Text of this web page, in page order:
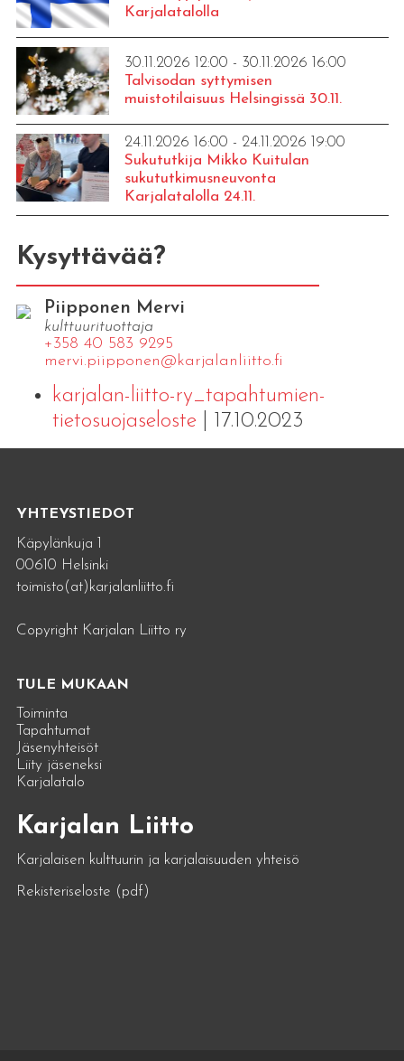
Karjalatalolla
30.11.2026 12:00 - 30.11.2026 16:00
Talvisodan syttymisen
muistotilaisuus Helsingissä 30.11.
24.11.2026 16:00 - 24.11.2026 19:00
Sukututkija Mikko Kuitulan
sukututkimusneuvonta
Karjalatalolla 24.11.
Kysyttävää?
Piipponen Mervi
kulttuurituottaja
+358 40 583 9295
mervi.​piipponen@​kar​jala​nlii​tto.​fi
karjalan-liitto-ry_tapahtumien-
tietosuojaseloste| 17.10.2023
YHTEYSTIEDOT
Käpylänkuja 1
00610 Helsinki
toimisto(at)karjalanliitto.fi
Copyright Karjalan Liitto ry
TULE MUKAAN
Toiminta
Tapahtumat
Jäsenyhteisöt
Liity jäseneksi
Karjalatalo
Karjalan Liitto
Karjalaisen kulttuurin ja karjalaisuuden yhteisö
Rekisteriseloste (pdf)